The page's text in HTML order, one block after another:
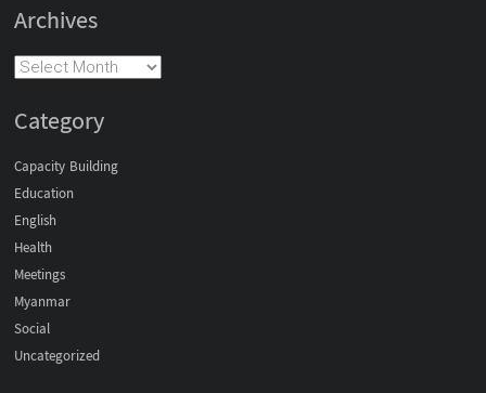
Archives
Category
Capacity Building
Education
English
Health
Meetings
Myanmar
Social
Uncategorized